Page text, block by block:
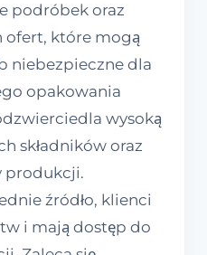
podróbek oraz
ofert, które mogą
niebezpieczne dla
opakowania
wysoką
składników oraz
produkcji.
źródło, klienci
i mają dostęp do